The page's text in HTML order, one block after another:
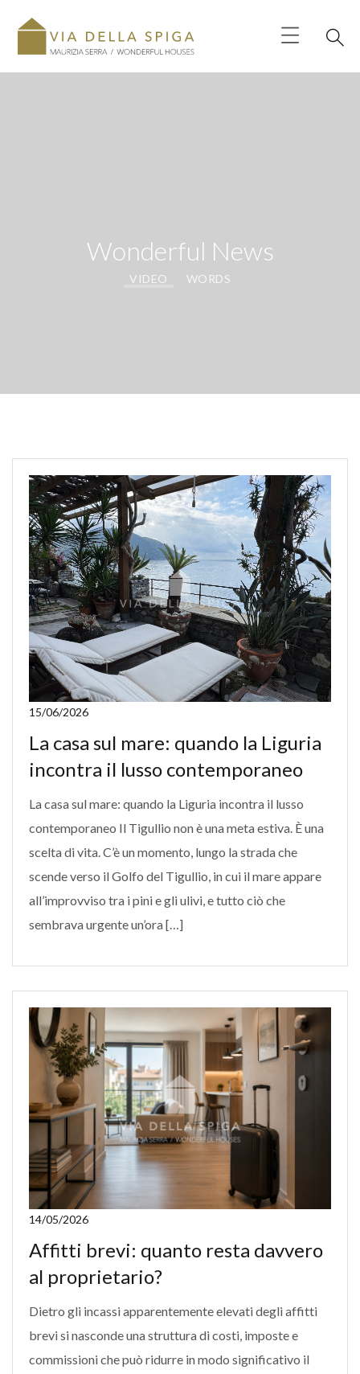
Wonderful News
VIDEO WORDS
15/06/2026
La casa sul mare: quando la Liguria
incontra il lusso contemporaneo
La casa sul mare: quando la Liguria incontra il lusso
contemporaneo Il Tigullio non è una meta estiva. È una
scelta di vita. C’è un momento, lungo la strada che
scende verso il Golfo del Tigullio, in cui il mare appare
all’improvviso tra i pini e gli ulivi, e tutto ciò che
sembrava urgente un’ora […]
14/05/2026
Affitti brevi: quanto resta davvero
al proprietario?
Dietro gli incassi apparentemente elevati degli affitti
brevi si nasconde una struttura di costi, imposte e
commissioni che può ridurre in modo significativo il